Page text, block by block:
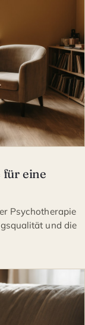
für eine
Psychotherapie
und die